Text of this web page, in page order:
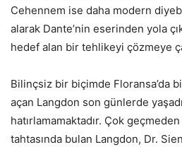
Cehennem ise daha modern
alarak Dante’nin eserinden yola
hedef alan bir tehlikeyi çözmeye
Bilinçsiz bir biçimde Floransa’da
açan Langdon son günlerde
hatırlamamaktadır. Çok
tahtasında bulan Langdon, Dr.